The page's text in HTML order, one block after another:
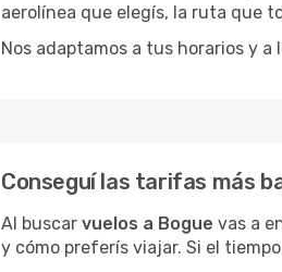
aerolínea que elegís, la ruta que
Nos adaptamos a tus horarios y
Conseguí las tarifas más
Al buscar vuelos a Bogue vas a
y cómo preferís viajar. Si el